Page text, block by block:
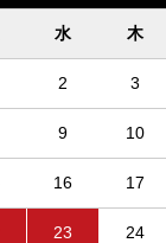
水 木
2 3
9 10
16 17
23 24